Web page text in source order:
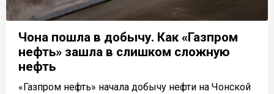
Чона пошла в добычу. Как «Газпром
нефть» зашла в слишком сложную
нефть
«Газпром нефть» начала добычу нефти на Чонской